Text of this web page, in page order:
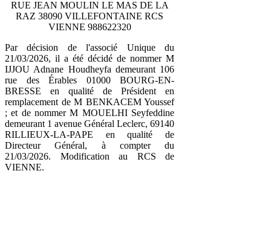
RUE JEAN MOULIN LE MAS DE LA
RAZ 38090 VILLEFONTAINE RCS
VIENNE 988622320
Par décision de l'associé Unique du
21/03/2026, il a été décidé de nommer M
IJJOU Adnane Houdheyfa demeurant 106
rue des Érables 01000 BOURG-EN-
BRESSE en qualité de Président en
remplacement de M BENKACEM Youssef
; et de nommer M MOUELHI Seyfeddine
demeurant 1 avenue Général Leclerc, 69140
RILLIEUX-LA-PAPE en qualité de
Directeur Général, à compter du
21/03/2026. Modification au RCS de
VIENNE.